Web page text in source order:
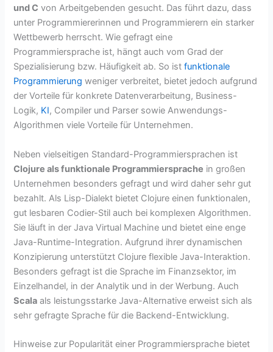
und C von Arbeitgebenden gesucht. Das führt dazu, dass
unter Programmiererinnen und Programmierern ein starker
Wettbewerb herrscht. Wie gefragt eine
Programmiersprache ist, hängt auch vom Grad der
Spezialisierung bzw. Häufigkeit ab. So istfunktionale
Programmierung weniger verbreitet, bietet jedoch aufgrund
der Vorteile für konkrete Datenverarbeitung, Business-
Logik, KI, Compiler und Parser sowie Anwendungs-
Algorithmen viele Vorteile für Unternehmen.
Neben vielseitigen Standard-Programmiersprachen ist
Clojure als funktionale Programmiersprache in großen
Unternehmen besonders gefragt und wird daher sehr gut
bezahlt. Als Lisp-Dialekt bietet Clojure einen funktionalen,
gut lesbaren Codier-Stil auch bei komplexen Algorithmen.
Sie läuft in der Java Virtual Machine und bietet eine enge
Java-Runtime-Integration. Aufgrund ihrer dynamischen
Konzipierung unterstützt Clojure flexible Java-Interaktion.
Besonders gefragt ist die Sprache im Finanzsektor, im
Einzelhandel, in der Analytik und in der Werbung. Auch
Scala als leistungsstarke Java-Alternative erweist sich als
sehr gefragte Sprache für die Backend-Entwicklung.
Hinweise zur Popularität einer Programmiersprache bietet